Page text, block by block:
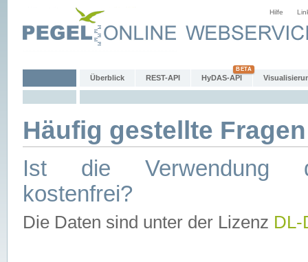
Hilfe
Überblick REST-API HyDAS-API
Häufig gestellte
Ist die Verwendung
kostenfrei?
Die Daten sind unter der Lizenz